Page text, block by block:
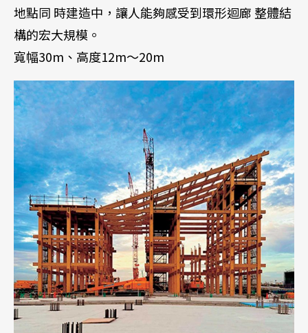
地點同 時建造中，讓人能夠感受到環形迴廊 整體結
構的宏大規模。
寬幅30m、高度12m～20m